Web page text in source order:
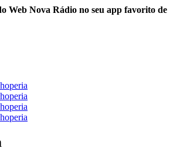
Web Nova Rádio no seu app favorito de